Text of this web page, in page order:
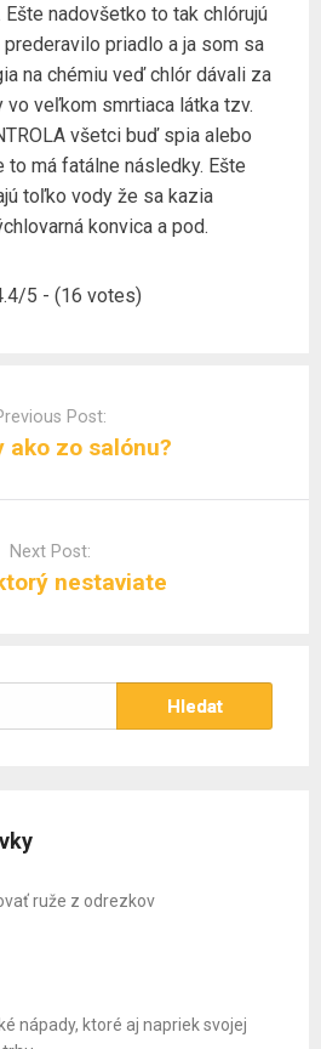
nadovšetko to tak chlórujú
priadlo a ja som sa
na chémiu veď chlór dávali za
vo veľkom smrtiaca látka tzv.
všetci buď spia alebo
má fatálne následky. Ešte
toľko vody že sa kazia
konvica a pod.
5 - (16 votes)
Post:
ako zo salónu?
Next Post:
nestaviate
ruže z odrezkov
nápady, ktoré aj napriek svojej